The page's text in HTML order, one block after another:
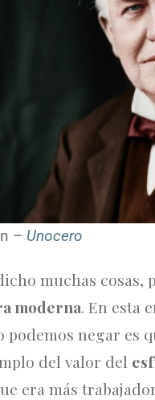
– Unocero
muchas cosas,
moderna. En esta
podemos negar es
del valor del
era más